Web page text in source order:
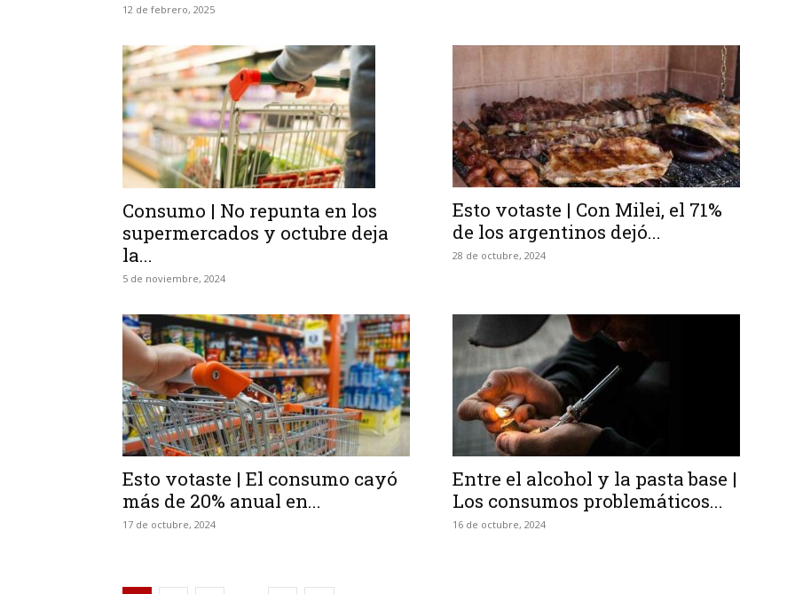
12 de febrero, 2025
Consumo | No repunta en los
supermercados y octubre deja
la...
5 de noviembre, 2024
Esto votaste | Con Milei, el 71%
de los argentinos dejó...
28 de octubre, 2024
Esto votaste | El consumo cayó
más de 20% anual en...
17 de octubre, 2024
Entre el alcohol y la pasta base |
Los consumos problemáticos...
16 de octubre, 2024